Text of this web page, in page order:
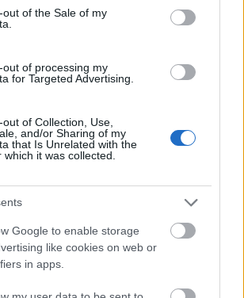
out of the Sale of my
out of processing my
for Targeted Advertising.
of Collection, Use,
and/or Sharing of my
that Is Unrelated with the
it was collected.
Google to enable storage
like cookies on web or
in apps.
íme a teendők, amelyek a
még szükségesek
és
volt az amerikai foci vb -